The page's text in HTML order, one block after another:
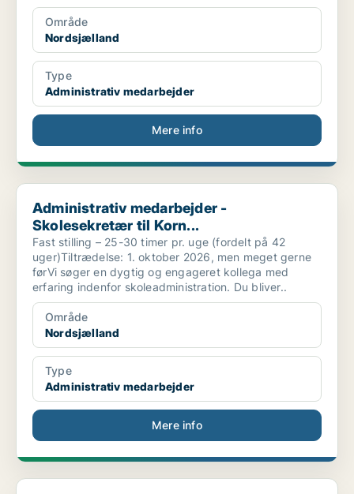
Område
Nordsjælland
Type
Administrativ medarbejder
Mere info
Administrativ medarbejder - Skolesekretær til Korn...
Administrativ medarbejder -
Skolesekretær til Korn...
Fast stilling – 25-30 timer pr. uge (fordelt på 42
uger)Tiltrædelse: 1. oktober 2026, men meget gerne
førVi søger en dygtig og engageret kollega med
erfaring indenfor skoleadministration. Du bliver..
Område
Nordsjælland
Type
Administrativ medarbejder
Mere info
Sagsbehandler til kontrol af moms på e-handel - Fr...